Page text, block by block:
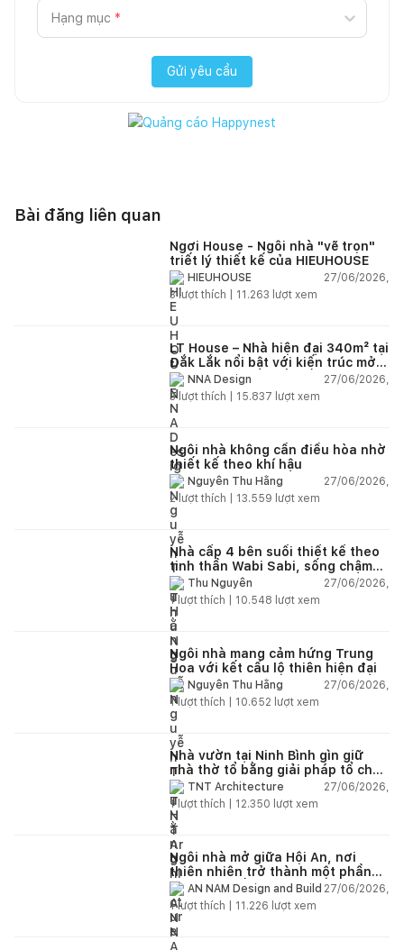
Hạng mục *
Gửi yêu cầu
Bài đăng liên quan
Ngơi House - Ngôi nhà "vẽ trọn"
triết lý thiết kế của HIEUHOUSE
HIEUHOUSE
27/06/2026,
3lượt thích | 11.263 lượt xem
LT House – Nhà hiện đại 340m² tại
Đắk Lắk nổi bật với kiến trúc mở
và hệ sân vườn kết nối thiên
nhiên
NNA Design
27/06/2026,
3lượt thích | 15.837 lượt xem
Ngôi nhà không cần điều hòa nhờ
thiết kế theo khí hậu
Nguyễn Thu Hằng
27/06/2026,
2lượt thích | 13.559 lượt xem
Nhà cấp 4 bên suối thiết kế theo
tinh thần Wabi Sabi, sống chậm
giữa thiên nhiên
Thu Nguyễn
27/06/2026,
1lượt thích | 10.548 lượt xem
Ngôi nhà mang cảm hứng Trung
Hoa với kết cấu lộ thiên hiện đại
Nguyễn Thu Hằng
27/06/2026,
1lượt thích | 10.652 lượt xem
Nhà vườn tại Ninh Bình gìn giữ
nhà thờ tổ bằng giải pháp tổ chức
lại không gian
TNT Architecture
27/06/2026,
1lượt thích | 12.350 lượt xem
Ngôi nhà mở giữa Hội An, nơi
thiên nhiên trở thành một phần
của cuộc sống
AN NAM Design and Build 27/06/2026,
1lượt thích | 11.226 lượt xem